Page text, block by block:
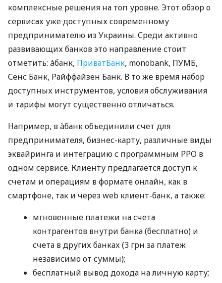
комплексные решения на топ уровне. Этот обзор о
сервисах уже доступных современному
предпринимателю из Украины. Среди активно
развивающих банков это направление стоит
отметить: àбанк, ПриватБанк, monobank, ПУМБ,
Сенс Банк, Райффайзен Банк. В то же время набор
доступных инструментов, условия обслуживания
и тарифы могут существенно отличаться.
Например, в àбанк объединили счет для
предпринимателя, бизнес-карту, различные виды
эквайринга и интеграцию с программным РРО в
одном сервисе. Клиенту предлагается доступ к
счетам и операциям в формате онлайн, как в
смартфоне, так и через web клиент-банк, а также:
мгновенные платежи на счета
контрагентов внутри банка (бесплатно) и
счета в других банках (3 грн за платеж
независимо от суммы);
бесплатный вывод дохода на личную карту;